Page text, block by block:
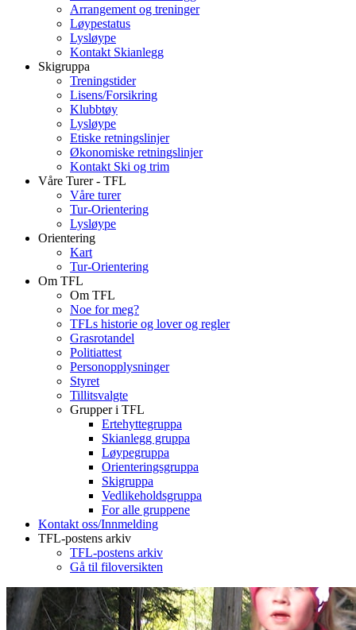
Arrangement og treninger
Løypestatus
Lysløype
Kontakt Skianlegg
Skigruppa
Treningstider
Lisens/Forsikring
Klubbtøy
Lysløype
Etiske retningslinjer
Økonomiske retningslinjer
Kontakt Ski og trim
Våre Turer - TFL
Våre turer
Tur-Orientering
Lysløype
Orientering
Kart
Tur-Orientering
Om TFL
Om TFL
Noe for meg?
TFLs historie og lover og regler
Grasrotandel
Politiattest
Personopplysninger
Styret
Tillitsvalgte
Grupper i TFL
Ertehyttegruppa
Skianlegg gruppa
Løypegruppa
Orienteringsgruppa
Skigruppa
Vedlikeholdsgruppa
For alle gruppene
Kontakt oss/Innmelding
TFL-postens arkiv
TFL-postens arkiv
Gå til filoversikten